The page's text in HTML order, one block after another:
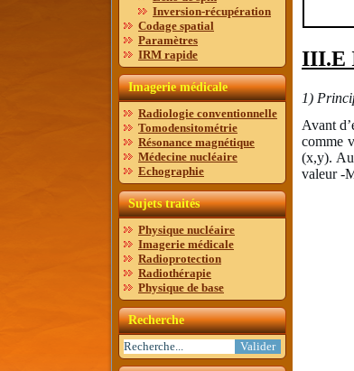
Inversion-récupération
Codage spatial
Paramètres
IRM rapide
Imagerie médicale
Radiologie conventionnelle
Tomodensitométrie
Résonance magnétique
Médecine nucléaire
Echographie
Sujets traités
Physique nucléaire
Imagerie médicale
Radioprotection
Radiothérapie
Physique de base
Recherche
III.E
1)
Avant
comme
(x,y).
valeur -